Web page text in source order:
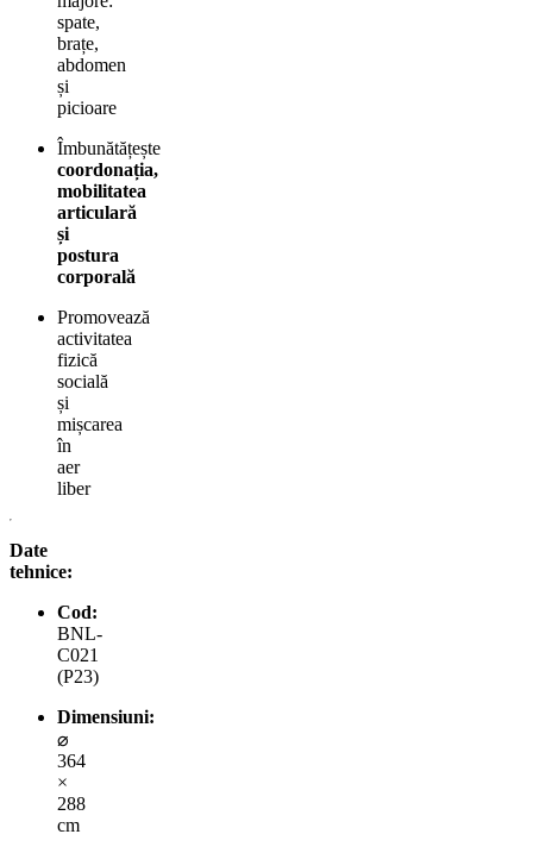
spate,
brațe,
abdomen
și
picioare
Îmbunătățește
coordonația,
mobilitatea
articulară
și
postura
corporală
Promovează
activitatea
fizică
socială
și
mișcarea
în
aer
liber
Date
tehnice:
Cod:
BNL-
C021
(P23)
Dimensiuni:
⌀
364
×
288
cm